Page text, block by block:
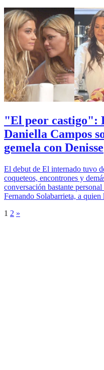
"El peor castigo":
Daniella Campos
gemela con Denisse
El debut de El internado tuvo
coqueteos, encontrones y
conversación bastante
Fernando Solabarrieta, a
1 2 »